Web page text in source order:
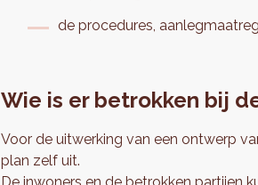
de procedures,
Wie is er betrokken bij de
Voor de uitwerking van een ontwerp
plan zelf uit.